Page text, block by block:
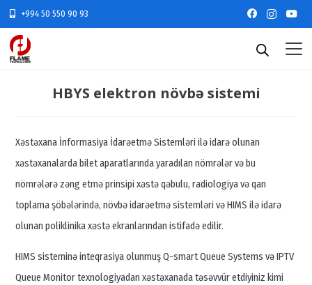
+994 50 550 90 93
HBYS elektron növbə sistemi
Xəstəxana İnformasiya İdarəetmə Sistemləri ilə idarə olunan
xəstəxanalarda bilet aparatlarında yaradılan nömrələr və bu
nömrələrə zəng etmə prinsipi xəstə qəbulu, radiologiya və qan
toplama şöbələrində, növbə idarəetmə sistemləri və HIMS ilə idarə
olunan poliklinika xəstə ekranlarından istifadə edilir.
HIMS sisteminə inteqrasiya olunmuş Q-smart Queue Systems və IPTV
Queue Monitor texnologiyadan xəstəxanada təsəvvür etdiyiniz kimi